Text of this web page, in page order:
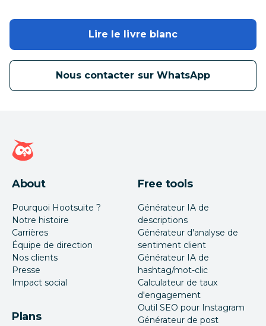
Lire le livre blanc
Nous contacter sur WhatsApp
Page d'accueil Hootsuite
About
Pourquoi Hootsuite ?
Notre histoire
Carrières
Équipe de direction
Nos clients
Presse
Impact social
Plans
Free tools
Générateur IA de
descriptions
Générateur d'analyse de
sentiment client
Générateur IA de
hashtag/mot-clic
Calculateur de taux
d'engagement
Outil SEO pour Instagram
Générateur de post